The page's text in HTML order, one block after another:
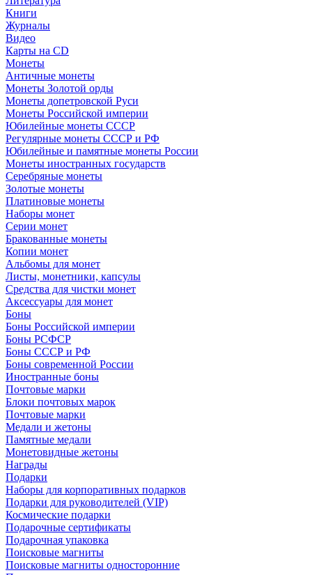
Книги
Журналы
Видео
Карты на CD
Монеты
Античные монеты
Монеты Золотой орды
Монеты допетровской Руси
Монеты Российской империи
Юбилейные монеты СССР
Регулярные монеты СССР и РФ
Юбилейные и памятные монеты России
Монеты иностранных государств
Серебряные монеты
Золотые монеты
Платиновые монеты
Наборы монет
Серии монет
Бракованные монеты
Копии монет
Альбомы для монет
Листы, монетники, капсулы
Средства для чистки монет
Аксессуары для монет
Боны
Боны Российской империи
Боны РСФСР
Боны СССР и РФ
Боны современной России
Иностранные боны
Почтовые марки
Блоки почтовых марок
Почтовые марки
Медали и жетоны
Памятные медали
Монетовидные жетоны
Награды
Подарки
Наборы для корпоративных подарков
Подарки для руководителей (VIP)
Космические подарки
Подарочные сертификаты
Подарочная упаковка
Поисковые магниты
Поисковые магниты односторонние